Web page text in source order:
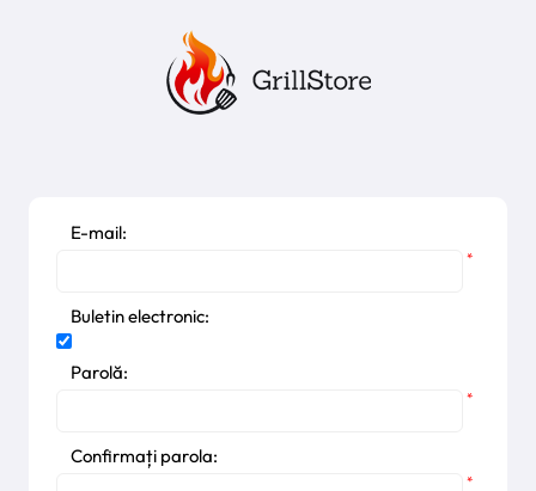
E-mail:
*
Buletin electronic:
Parolă:
*
Confirmați parola:
*